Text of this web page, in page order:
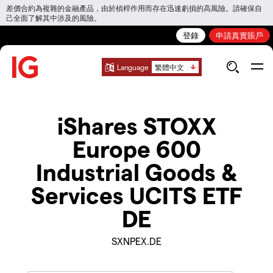
差價合約為複雜的金融產品，由於槓桿作用而存在迅速虧損的高風險。請確保自
己全面了解其中涉及的風險。
登錄 申請真實賬戶
Language 繁體中文
iShares STOXX
Europe 600
Industrial Goods &
Services UCITS ETF
DE
SXNPEX.DE